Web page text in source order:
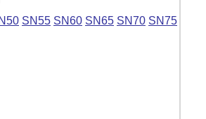
SN55 SN60 SN65 SN70 SN75